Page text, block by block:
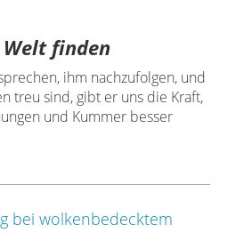
Welt finden
ihm nachzufolgen, und
treu sind, gibt er uns die Kraft,
und Kummer besser